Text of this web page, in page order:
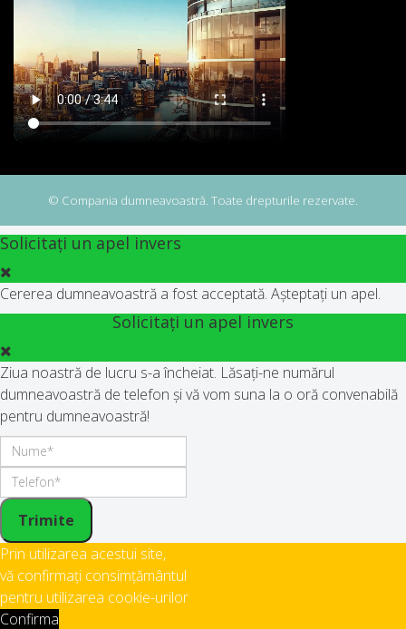
© Compania dumneavoastră. Toate drepturile rezervate.
Solicitați un apel invers
Cererea dumneavoastră a fost acceptată. Așteptați un apel.
Solicitați un apel invers
Ziua noastră de lucru s-a încheiat. Lăsați-ne numărul
dumneavoastră de telefon și vă vom suna la o oră convenabilă
pentru dumneavoastră!
Trimite
Prin utilizarea acestui site,
vă confirmați consimțământul
pentru utilizarea cookie-urilor
Confirma